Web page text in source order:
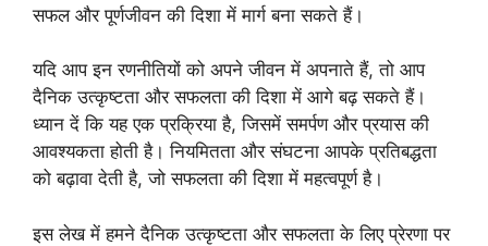
सफल और पूर्णजीवन की दिशा में मार्ग बना सकते हैं।
यदि आप इन रणनीतियों को अपने जीवन में अपनाते हैं, तो आप
दैनिक उत्कृष्टता और सफलता की दिशा में आगे बढ़ सकते हैं।
ध्यान दें कि यह एक प्रक्रिया है, जिसमें समर्पण और प्रयास की
आवश्यकता होती है। नियमितता और संघटना आपके प्रतिबद्धता
को बढ़ावा देती है, जो सफलता की दिशा में महत्वपूर्ण है।
इस लेख में हमने दैनिक उत्कृष्टता और सफलता के लिए प्रेरणा पर